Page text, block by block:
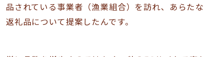
品されている事業者（漁業組合）を訪れ、あらたな
返礼品について提案したんです。